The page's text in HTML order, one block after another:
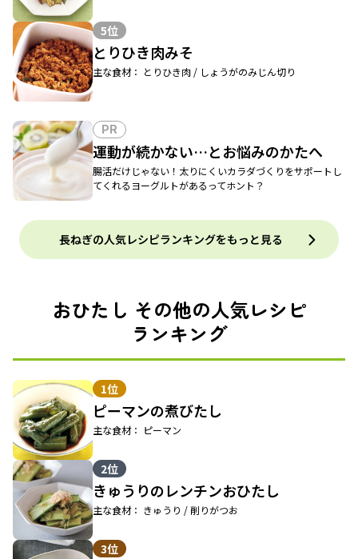
5位
とりひき肉みそ
主な食材： とりひき肉 / しょうがのみじん切り
PR
運動が続かない…とお悩みのかたへ
腸活だけじゃない！太りにくいカラダづくりをサポートし
てくれるヨーグルトがあるってホント？
長ねぎの人気レシピランキングをもっと見る
おひたし その他の人気レシピ
ランキング
1位
ピーマンの煮びたし
主な食材： ピーマン
2位
きゅうりのレンチンおひたし
主な食材： きゅうり / 削りがつお
3位